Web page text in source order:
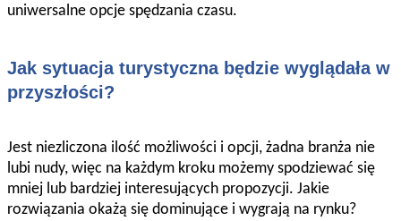
uniwersalne opcje spędzania czasu.
Jak sytuacja turystyczna będzie wyglądała w
przyszłości?
Jest niezliczona ilość możliwości i opcji, żadna branża nie
lubi nudy, więc na każdym kroku możemy spodziewać się
mniej lub bardziej interesujących propozycji. Jakie
rozwiązania okażą się dominujące i wygrają na rynku?